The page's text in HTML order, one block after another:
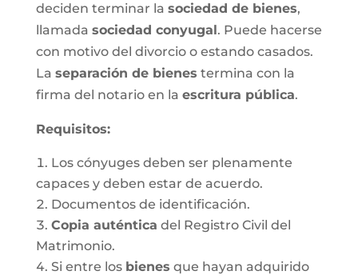
deciden terminar la sociedad de bienes,
llamada sociedad conyugal. Puede hacerse
con motivo del divorcio o estando casados.
La separación de bienes termina con la
firma del notario en la escritura pública.
Requisitos:
Los cónyuges deben ser plenamente
capaces y deben estar de acuerdo.
Documentos de identificación.
Copia auténtica del Registro Civil del
Matrimonio.
Si entre los bienes que hayan adquirido